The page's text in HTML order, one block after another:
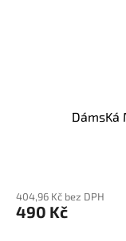
DámsKá
404,96 Kč bez DPH
490 Kč